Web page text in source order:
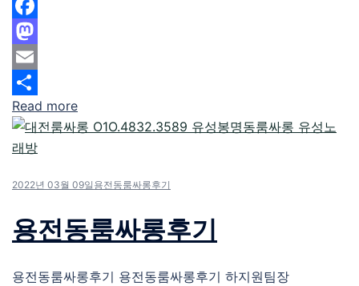
Facebook
Mastodon
Email
Share
Read more
2022년 03월 09일 용전동룸싸롱후기
용전동룸싸롱후기
용전동룸싸롱후기 용전동룸싸롱후기 하지원팀장